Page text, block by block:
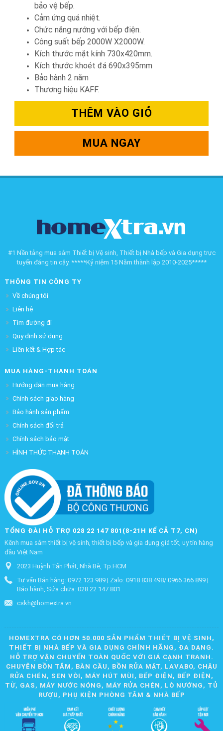
bảo vệ bếp.
Cảm ứng quá nhiệt.
Chức năng nướng với bếp điện.
Công suất bếp 2000W X2000W.
Kích thước mặt kính 730x420mm.
Kích thước khoét đá 690x395mm
Bảo hành 2 năm
Thương hiệu KAFF.
THÊM VÀO GIỎ
MUA NGAY
#1 Nền tảng mua sắm Thiết bị Vệ sinh, Thiết bị Nhà bếp và Gia dụng trực
tuyến đáng tin cậy. *****Kỷ niệm 15 Năm thành lập 2010-2025*****
THÔNG TIN CÔNG TY
Về chúng tôi
Liên hệ
Tìm đường đi
Quy định sử dụng
Liên kết & Hợp tác
MUA HÀNG-THANH TOÁN
Hướng dẫn mua hàng
Chính sách giao hàng
Bảo hành sản phẩm
Chính sách đổi trả
Chính sách bảo mật
HÌNH THỨC THANH TOÁN
TỔNG ĐÀI HỖ TRỢ 028 22 147 801(8-21H KỂ CẢ T7, CN)
Kênh mua sắm thiết bị vệ sinh, thiết bị bếp và gia dụng giá tốt, uy tín hàng
đầu Việt Nam
2023 Huỳnh Tấn Phát, Nhà Bè, Tp.HCM
Tư vấn Bán hàng: 0972 123 989 | Zalo: 0918 838 498/ 0966 366 899 |
Bảo hành, Sửa chữa: 028 22 147 801
cskh@homextra.vn
HOMEXTRA CÓ HƠN 50.000 SẢN PHẨM THIẾT BỊ VỆ SINH,
THIẾT BỊ NHÀ BẾP VÀ GIA DỤNG CHÍNH HÃNG, ĐA DẠNG.
HỖ TRỢ VẬN CHUYỂN TOÀN QUỐC VỚI GIÁ CẠNH TRANH.
CHUYÊN BỒN TẮM, BÀN CẦU, BỒN RỬA MẶT, LAVABO, CHẬU
RỬA CHÉN, SEN VÒI, MÁY HÚT MÙI, BẾP ĐIỆN, BẾP ĐIỆN,
TỪ, GAS, MÁY NƯỚC NÓNG, MÁY RỬA CHÉN, LÒ NƯỚNG, TỦ
RƯỢU, PHỤ KIỆN PHÒNG TẮM & NHÀ BẾP